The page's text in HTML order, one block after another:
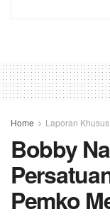
Home Laporan Khusus
Bobby
Pemko